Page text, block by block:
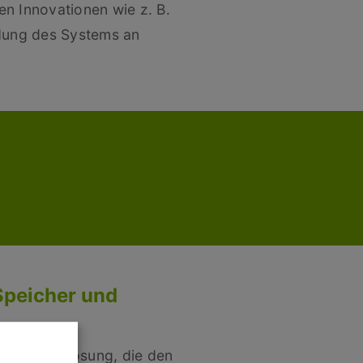
Innovationen wie z. B.
des Systems an
und
Lösung, die den